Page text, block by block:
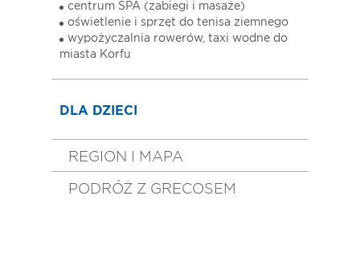
centrum SPA (zabiegi i masaże)
oświetlenie i sprzęt do tenisa ziemnego
wypożyczalnia rowerów, taxi wodne do
miasta Korfu
DLA DZIECI
REGION I MAPA
PODRÓŻ Z GRECOSEM